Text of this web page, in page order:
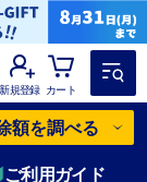
新規登録 カート
額を調べる
ご利用ガイド